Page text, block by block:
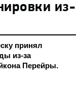
из-
принял
из-за
Перейры.